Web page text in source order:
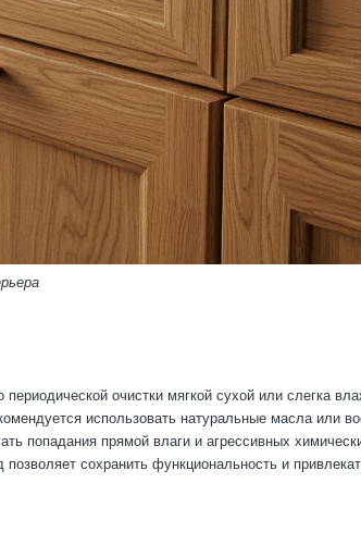
очистки мягкой сухой или слегка
использовать натуральные масла или
попадания прямой влаги и агрессивных
сохранить функциональность и